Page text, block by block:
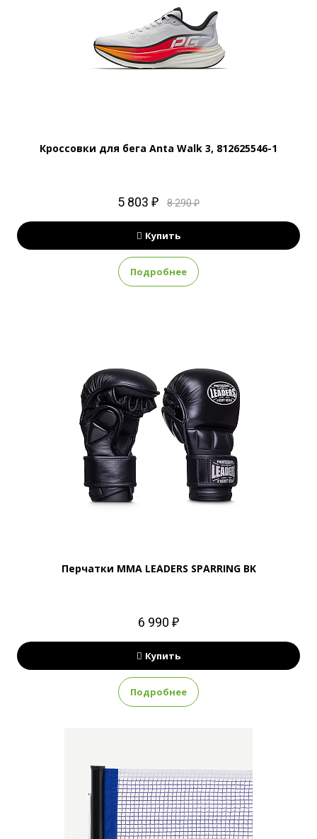
Кроссовки для бега Anta Walk 3, 812625546-1
5 803 ₽ 8 290 ₽
Купить
Подробнее
Перчатки MMA LEADERS SPARRING BK
6 990 ₽
Купить
Подробнее